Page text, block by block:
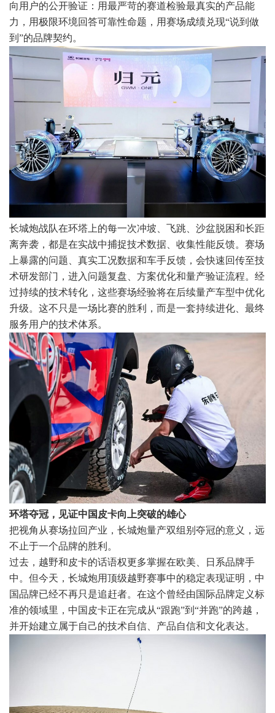
向用户的公开验证：用最严苛的赛道检验最真实的产品能
力，用极限环境回答可靠性命题，用赛场成绩兑现“说到做
到”的品牌契约。
长城炮战队在环塔上的每一次冲坡、飞跳、沙盆脱困和长距
离奔袭，都是在实战中捕捉技术数据、收集性能反馈。赛场
上暴露的问题、真实工况数据和车手反馈，会快速回传至技
术研发部门，进入问题复盘、方案优化和量产验证流程。经
过持续的技术转化，这些赛场经验将在后续量产车型中优化
升级。这不只是一场比赛的胜利，而是一套持续进化、最终
服务用户的技术体系。
环塔夺冠，见证中国皮卡向上突破的雄心
把视角从赛场拉回产业，长城炮量产双组别夺冠的意义，远
不止于一个品牌的胜利。
过去，越野和皮卡的话语权更多掌握在欧美、日系品牌手
中。但今天，长城炮用顶级越野赛事中的稳定表现证明，中
国品牌已经不再只是追赶者。在这个曾经由国际品牌定义标
准的领域里，中国皮卡正在完成从“跟跑”到“并跑”的跨越，
并开始建立属于自己的技术自信、产品自信和文化表达。